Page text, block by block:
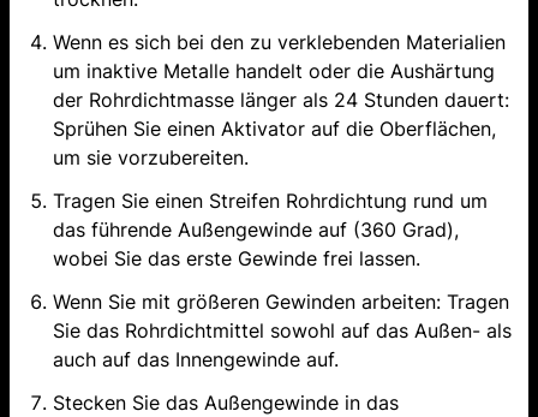
Wenn es sich bei den zu verklebenden Materialien
um inaktive Metalle handelt oder die Aushärtung
der Rohrdichtmasse länger als 24 Stunden dauert:
Sprühen Sie einen Aktivator auf die Oberflächen,
um sie vorzubereiten.
Tragen Sie einen Streifen Rohrdichtung rund um
das führende Außengewinde auf (360 Grad),
wobei Sie das erste Gewinde frei lassen.
Wenn Sie mit größeren Gewinden arbeiten: Tragen
Sie das Rohrdichtmittel sowohl auf das Außen- als
auch auf das Innengewinde auf.
Stecken Sie das Außengewinde in das